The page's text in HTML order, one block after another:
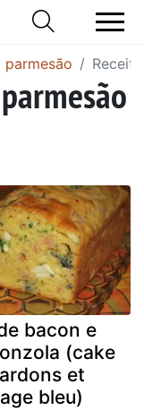
parmesão
bacon e
(cake
et
bleu)